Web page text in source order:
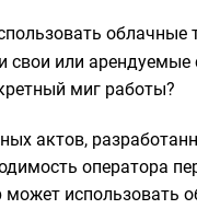
облачные
свои или
миг работы?
актов,
оператора
использовать